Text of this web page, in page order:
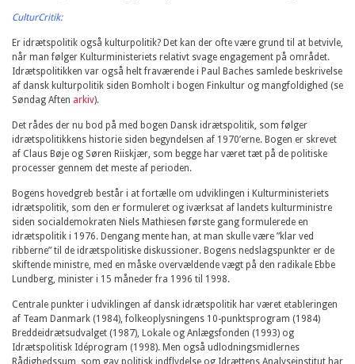
CulturCritik:
Er idrætspolitik også kulturpolitik? Det kan der ofte være grund til at betvivle,
når man følger Kulturministeriets relativt svage engagement på området.
Idrætspolitikken var også helt fraværende i Paul Baches samlede beskrivelse
af dansk kulturpolitik siden Bomholt i bogen Finkultur og mangfoldighed (se
Søndag Aften arkiv).
Det rådes der nu bod på med bogen Dansk idrætspolitik, som følger
idrætspolitikkens historie siden begyndelsen af 1970’erne. Bogen er skrevet
af Claus Bøje og Søren Riiskjær, som begge har været tæt på de politiske
processer gennem det meste af perioden.
Bogens hovedgreb består i at fortælle om udviklingen i Kulturministeriets
idrætspolitik, som den er formuleret og iværksat af landets kulturministre
siden socialdemokraten Niels Mathiesen første gang formulerede en
idrætspolitik i 1976. Dengang mente han, at man skulle være ”klar ved
ribberne” til de idrætspolitiske diskussioner. Bogens nedslagspunkter er de
skiftende ministre, med en måske overvældende vægt på den radikale Ebbe
Lundberg, minister i 15 måneder fra 1996 til 1998.
Centrale punkter i udviklingen af dansk idrætspolitik har været etableringen
af Team Danmark (1984), folkeoplysningens 10-punktsprogram (1984)
Breddeidrætsudvalget (1987), Lokale og Anlægsfonden (1993) og
Idrætspolitisk Idéprogram (1998). Men også udlodningsmidlernes
Rådighedssum, som gav politisk indflydelse og Idrættens Analyseinstitut har